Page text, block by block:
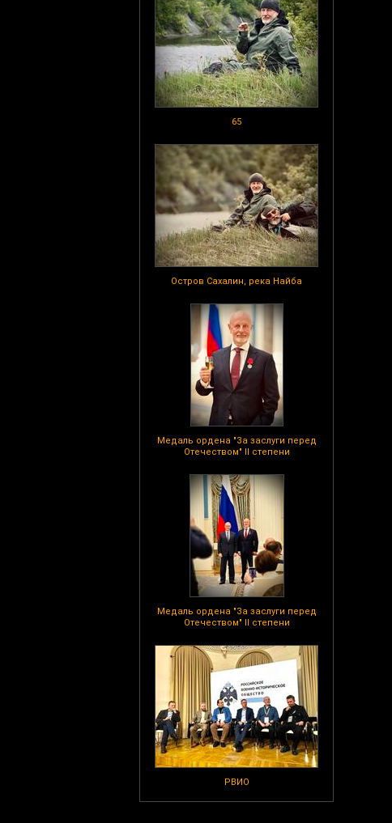
65
Остров Сахалин, река Найба
Медаль ордена "За заслуги перед
Отечеством" II степени
Медаль ордена "За заслуги перед
Отечеством" II степени
РВИО